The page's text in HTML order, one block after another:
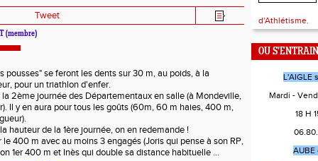
Tweet
(membre)
pousses" se feront les dents sur 30 m, au poids, à la
pour un triathlon d'enfer.
2ème journée des Départementaux en salle (à Mondeville,
Il y en aura pour tous les goûts (60m, 60 m haies, 400 m,
hauteur de la 1ère journée, on en redemande !
400 m avec au moins 3 engagés (Joris qui pense à son RP,
1er 400 m et Inès qui double sa distance habituelle ...
d'Athlétisme.
OU
L'AIGLE
Mardi -
18 H
AUBE